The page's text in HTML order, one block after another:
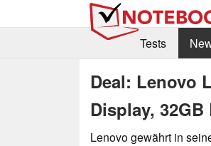
Tests
Deal: Lenovo
Display, 32GB
Lenovo gewährt in